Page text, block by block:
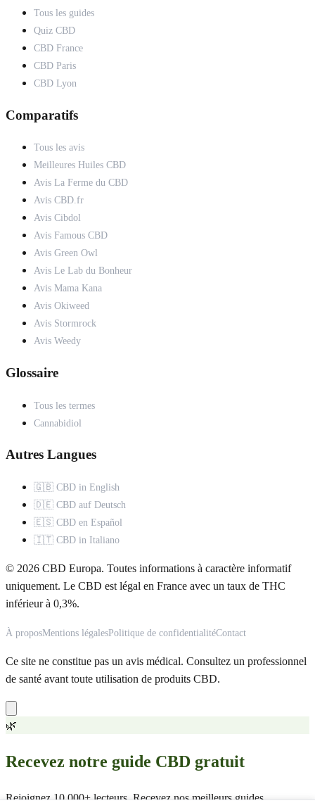
Tous les guides
Quiz CBD
CBD France
CBD Paris
CBD Lyon
Comparatifs
Tous les avis
Meilleures Huiles CBD
Avis La Ferme du CBD
Avis CBD.fr
Avis Cibdol
Avis Famous CBD
Avis Green Owl
Avis Le Lab du Bonheur
Avis Mama Kana
Avis Okiweed
Avis Stormrock
Avis Weedy
Glossaire
Tous les termes
Cannabidiol
Autres Langues
🇬🇧 CBD in English
🇩🇪 CBD auf Deutsch
🇪🇸 CBD en Español
🇮🇹 CBD in Italiano
© 2026 CBD Europa. Toutes informations à caractère informatif
uniquement. Le CBD est légal en France avec un taux de THC
inférieur à 0,3%.
À proposMentions légalesPolitique de confidentialitéContact
Ce site ne constitue pas un avis médical. Consultez un professionnel
de santé avant toute utilisation de produits CBD.
🌿
Recevez notre guide CBD gratuit
Rejoignez 10 000+ lecteurs. Recevez nos meilleurs guides,